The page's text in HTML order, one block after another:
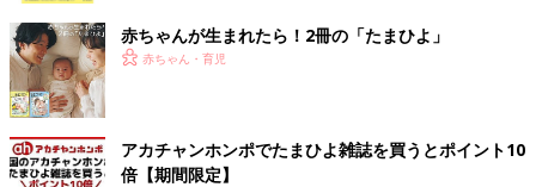
赤ちゃんが生まれたら！2冊の「たまひよ」
赤ちゃん・育児
アカチャンホンポでたまひよ雑誌を買うとポイント10
倍【期間限定】